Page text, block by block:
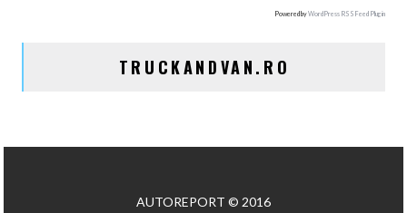
Powered byWordPress RSS Feed Plugin
TRUCKANDVAN.RO
AUTOREPORT © 2016